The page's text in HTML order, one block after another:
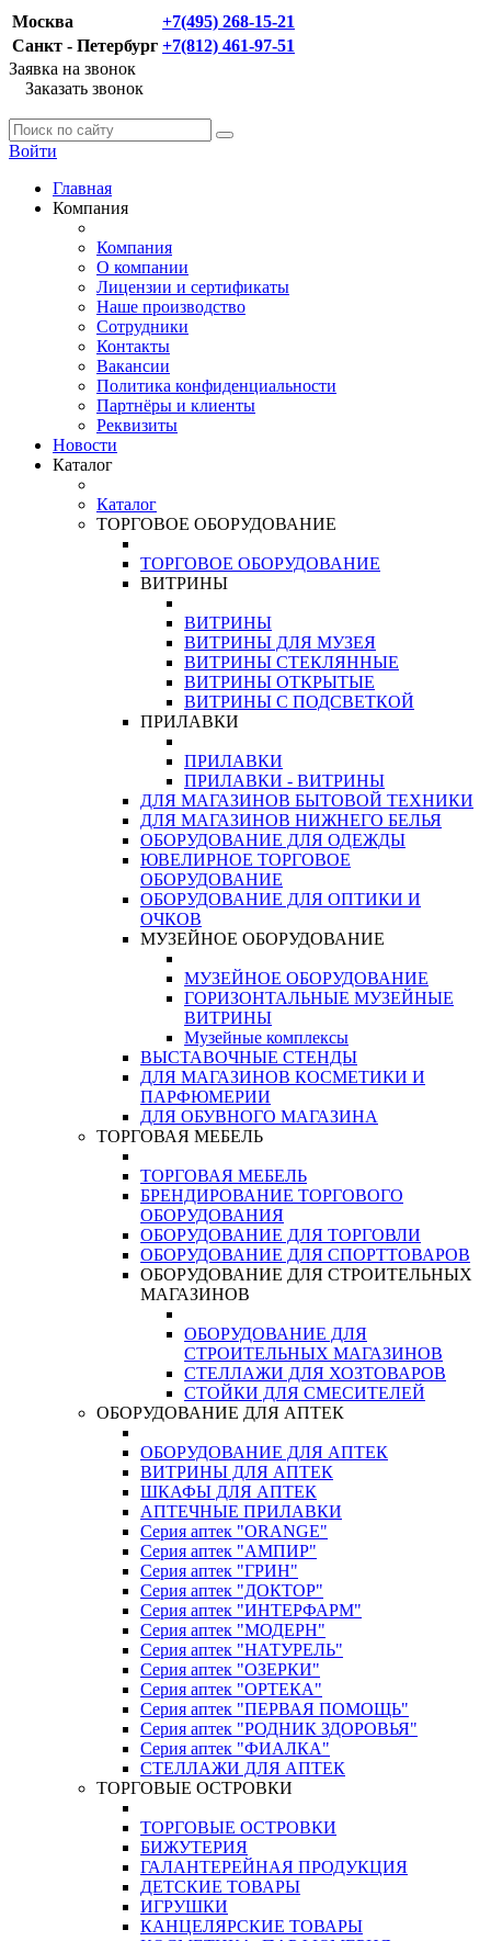
Москва
+7(495) 268-15-21
Санкт - Петербург +7(812) 461-97-51
Заявка на звонок
Заказать звонок
Войти
Главная
Компания
Компания
О компании
Лицензии и сертификаты
Наше производство
Сотрудники
Контакты
Вакансии
Политика конфиденциальности
Партнёры и клиенты
Реквизиты
Новости
Каталог
Каталог
ТОРГОВОЕ ОБОРУДОВАНИЕ
ТОРГОВОЕ ОБОРУДОВАНИЕ
ВИТРИНЫ
ВИТРИНЫ
ВИТРИНЫ ДЛЯ МУЗЕЯ
ВИТРИНЫ СТЕКЛЯННЫЕ
ВИТРИНЫ ОТКРЫТЫЕ
ВИТРИНЫ С ПОДСВЕТКОЙ
ПРИЛАВКИ
ПРИЛАВКИ
ПРИЛАВКИ - ВИТРИНЫ
ДЛЯ МАГАЗИНОВ БЫТОВОЙ ТЕХНИКИ
ДЛЯ МАГАЗИНОВ НИЖНЕГО БЕЛЬЯ
ОБОРУДОВАНИЕ ДЛЯ ОДЕЖДЫ
ЮВЕЛИРНОЕ ТОРГОВОЕ
ОБОРУДОВАНИЕ
ОБОРУДОВАНИЕ ДЛЯ ОПТИКИ И
ОЧКОВ
МУЗЕЙНОЕ ОБОРУДОВАНИЕ
МУЗЕЙНОЕ ОБОРУДОВАНИЕ
ГОРИЗОНТАЛЬНЫЕ МУЗЕЙНЫЕ
ВИТРИНЫ
Музейные комплексы
ВЫСТАВОЧНЫЕ СТЕНДЫ
ДЛЯ МАГАЗИНОВ КОСМЕТИКИ И
ПАРФЮМЕРИИ
ДЛЯ ОБУВНОГО МАГАЗИНА
ТОРГОВАЯ МЕБЕЛЬ
ТОРГОВАЯ МЕБЕЛЬ
БРЕНДИРОВАНИЕ ТОРГОВОГО
ОБОРУДОВАНИЯ
ОБОРУДОВАНИЕ ДЛЯ ТОРГОВЛИ
ОБОРУДОВАНИЕ ДЛЯ СПОРТТОВАРОВ
ОБОРУДОВАНИЕ ДЛЯ СТРОИТЕЛЬНЫХ
МАГАЗИНОВ
ОБОРУДОВАНИЕ ДЛЯ
СТРОИТЕЛЬНЫХ МАГАЗИНОВ
СТЕЛЛАЖИ ДЛЯ ХОЗТОВАРОВ
СТОЙКИ ДЛЯ СМЕСИТЕЛЕЙ
ОБОРУДОВАНИЕ ДЛЯ АПТЕК
ОБОРУДОВАНИЕ ДЛЯ АПТЕК
ВИТРИНЫ ДЛЯ АПТЕК
ШКАФЫ ДЛЯ АПТЕК
АПТЕЧНЫЕ ПРИЛАВКИ
Серия аптек "ORANGE"
Серия аптек "АМПИР"
Серия аптек "ГРИН"
Серия аптек "ДОКТОР"
Серия аптек "ИНТЕРФАРМ"
Серия аптек "МОДЕРН"
Серия аптек "НАТУРЕЛЬ"
Серия аптек "ОЗЕРКИ"
Серия аптек "ОРТЕКА"
Серия аптек "ПЕРВАЯ ПОМОЩЬ"
Серия аптек "РОДНИК ЗДОРОВЬЯ"
Серия аптек "ФИАЛКА"
СТЕЛЛАЖИ ДЛЯ АПТЕК
ТОРГОВЫЕ ОСТРОВКИ
ТОРГОВЫЕ ОСТРОВКИ
БИЖУТЕРИЯ
ГАЛАНТЕРЕЙНАЯ ПРОДУКЦИЯ
ДЕТСКИЕ ТОВАРЫ
ИГРУШКИ
КАНЦЕЛЯРСКИЕ ТОВАРЫ